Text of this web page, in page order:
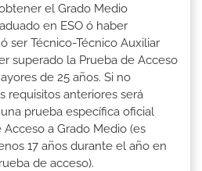
el Grado Medio
en ESO ó haber
ser Técnico-Técnico Auxiliar
superado la Prueba de Acceso
de 25 años. Si no
requisitos anteriores será
prueba específica oficial
a Grado Medio (es
17 años durante el año en
de acceso).